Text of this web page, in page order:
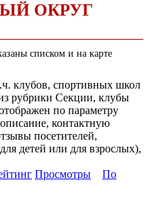
ОКРУГ
списком и на карте
клубов, спортивных школ
рубрики Секции, клубы
по параметру
контактную
посетителей,
детей или для взрослых),
Просмотры
По